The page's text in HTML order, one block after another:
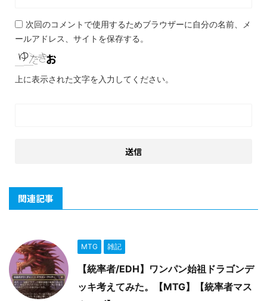
次回のコメントで使用するためブラウザーに自分の名前、メ
ールアドレス、サイトを保存する。
上に表示された文字を入力してください。
関連記事
MTG 雑記
【統率者/EDH】ワンパン始祖ドラゴンデ
ッキ考えてみた。【MTG】【統率者マス